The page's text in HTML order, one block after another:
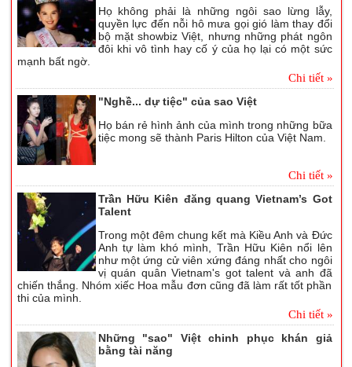
Họ không phải là những ngôi sao lừng lẫy,
quyền lực đến nỗi hô mưa gọi gió làm thay đổi
bộ mặt showbiz Việt, nhưng những phát ngôn
đôi khi vô tình hay cố ý của họ lại có một sức
mạnh bất ngờ.
Chi tiết »
"Nghề... dự tiệc" của sao Việt
Họ bán rẻ hình ảnh của mình trong những bữa
tiệc mong sẽ thành Paris Hilton của Việt Nam.
Chi tiết »
Trần Hữu Kiên đăng quang Vietnam’s Got
Talent
Trong một đêm chung kết mà Kiều Anh và Đức
Anh tự làm khó mình, Trần Hữu Kiên nổi lên
như một ứng cử viên xứng đáng nhất cho ngôi
vị quán quân Vietnam's got talent và anh đã
chiến thắng. Nhóm xiếc Hoa mẫu đơn cũng đã làm rất tốt phần
thi của mình.
Chi tiết »
Những "sao" Việt chinh phục khán giả
bằng tài năng